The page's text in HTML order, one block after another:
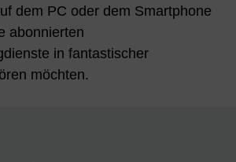
dem PC oder dem Smartphone
abonnierten
in fantastischer
möchten.